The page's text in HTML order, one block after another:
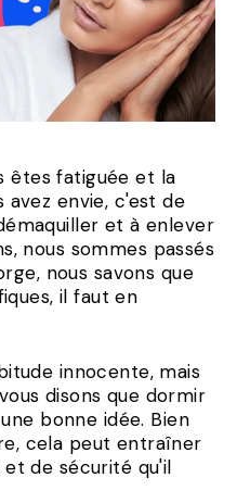
êtes fatiguée et la
envie, c'est de
et à enlever
nous sommes passés
nous savons que
il faut en
innocente, mais
disons que dormir
bonne idée. Bien
cela peut entraîner
de sécurité qu'il